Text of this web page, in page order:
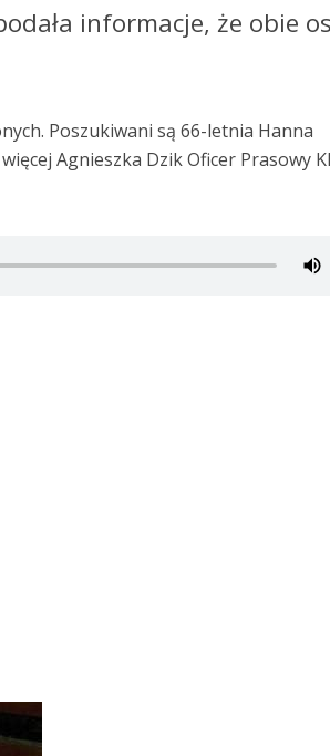
informacje, że obie
Poszukiwani są 66-letnia Hanna
Agnieszka Dzik Oficer Prasowy